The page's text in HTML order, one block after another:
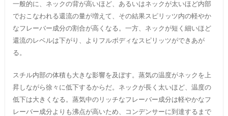
一般的に、ネックの背が高いほど、あるいはネックが太いほど内部
でおこなわれる還流の量が増えて、その結果スピリッツ内の軽やか
なフレーバー成分の割合が高くなる。一方、ネックが短く細いほど
還流のレベルは下がり、よりフルボディなスピリッツができあが
る。
スチル内部の体積も大きな影響を及ぼす。蒸気の温度がネックを上
昇しながら徐々に低下するからだ。ネックが長く太いほど、温度の
低下は大きくなる。蒸気中のリッチなフレーバー成分は軽やかなフ
レーバー成分よりも沸点が高いため、コンデンサーに到達するまで